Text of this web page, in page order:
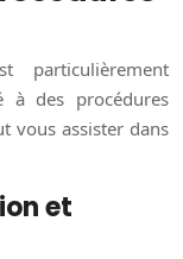
particulièrement
à des procédures
vous assister dans
et